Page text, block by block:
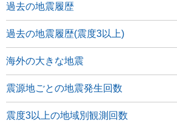
過去の地震履歴
過去の地震履歴(震度3以上)
海外の大きな地震
震源地ごとの地震発生回数
震度3以上の地域別観測回数